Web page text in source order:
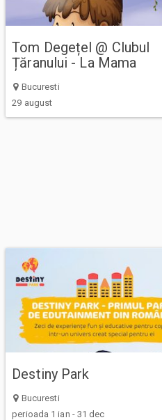
Tom Degețel @ Clubul
Țăranului - La Mama
Bucuresti
29 august
Destiny Park
Bucuresti
perioada 1 ian - 31 dec